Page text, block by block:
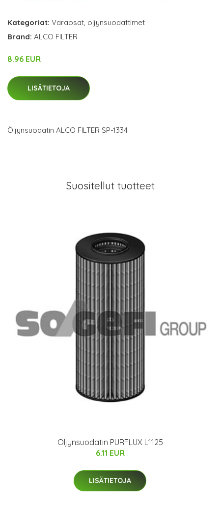
Kategoriat: Varaosat, öljynsuodattimet
Brand: ALCO FILTER
8.96 EUR
LISÄTIETOJA
Öljynsuodatin ALCO FILTER SP-1334
Suositellut tuotteet
Öljynsuodatin PURFLUX L1125
6.11 EUR
LISÄTIETOJA